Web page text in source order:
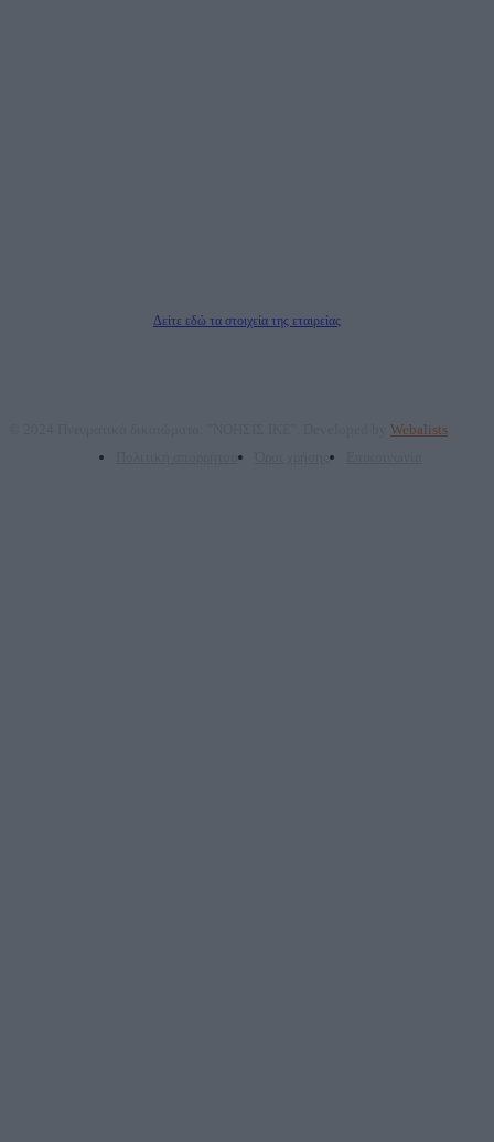
Δείτε εδώ τα στοιχεία της εταιρείας
Webalists